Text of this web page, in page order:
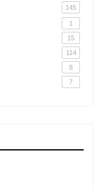
145
1
15
114
8
7